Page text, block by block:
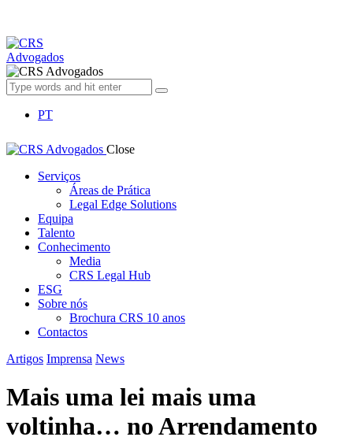
PT
Close
Serviços
Áreas de Prática
Legal Edge Solutions
Equipa
Talento
Conhecimento
Media
CRS Legal Hub
ESG
Sobre nós
Brochura CRS 10 anos
Contactos
Artigos Imprensa News
Mais uma lei mais uma
voltinha… no Arrendamento